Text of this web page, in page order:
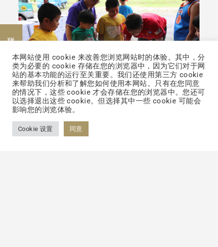
本网站使用 cookie 来改善您浏览网站时的体验。其中，分
类为必要的 cookie 存储在您的浏览器中，因为它们对于网
站的基本功能的运行至关重要。我们还使用第三方 cookie
来帮助我们分析和了解您如何使用本网站。只有在您同意
的情况下，这些 cookie 才会存储在您的浏览器中。您还可
以选择退出这些 cookie。但选择其中一些 cookie 可能会
影响您的浏览体验。
Cookie 设置 同意